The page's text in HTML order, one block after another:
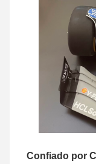
Confiado por